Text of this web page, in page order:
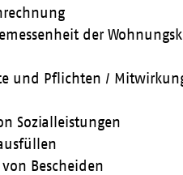
der
und Pflichten /
Sozialleistungen
Bescheiden